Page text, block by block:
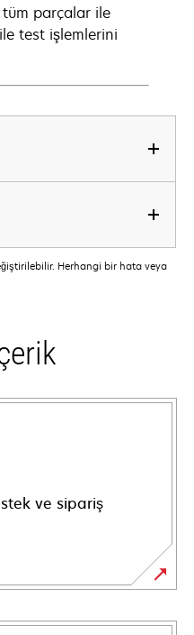
parçalar ile
test işlemlerini
Herhangi bir hata veya
ve sipariş